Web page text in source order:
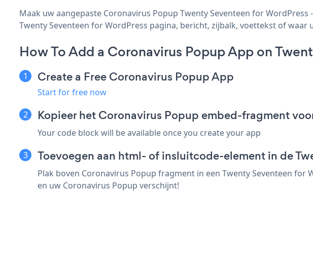
Maak uw aangepaste Coronavirus Popup Twenty Seventeen for
Twenty Seventeen for WordPress pagina, bericht, zijbalk, voettekst of waar
How To Add a Coronavirus Popup App on
Create a Free Coronavirus Popup App
Start for free now
Kopieer het Coronavirus Popup embed-fragment
Your code block will be available once you create your app
Toevoegen aan html- of insluitcode-element in de
Plak boven Coronavirus Popup fragment in een Twenty Seventeen
en uw Coronavirus Popup verschijnt!